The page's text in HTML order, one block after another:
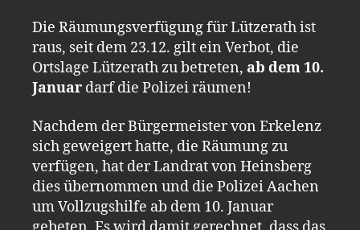
Die Räumungsverfügung für Lützerath ist
raus, seit dem 23.12. gilt ein Verbot, die
Ortslage Lützerath zu betreten, ab dem 10.
Januar darf die Polizei räumen!
Nachdem der Bürgermeister von Erkelenz
sich geweigert hatte, die Räumung zu
verfügen, hat der Landrat von Heinsberg
dies übernommen und die Polizei Aachen
um Vollzugshilfe ab dem 10. Januar